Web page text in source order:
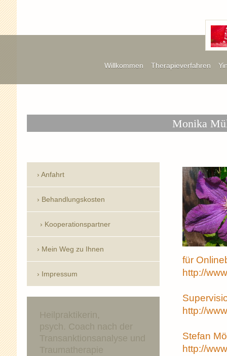
Willkommen Therapieverfahren
Monika
für
http://
http://
Stefan
http://
Anfahrt
Behandlungskosten
Kooperationspartner
Mein Weg zu Ihnen
Impressum
Heilpraktikerin,
psych. Coach nach der
Transanktionsanalyse und
Traumatherapie